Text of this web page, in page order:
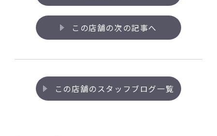
この店舗の次の記事へ
この店舗のスタッフブログ一覧